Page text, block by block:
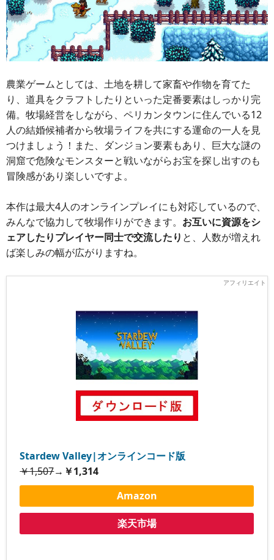
農業ゲームとしては、土地を耕して家畜や作物を育てた
り、道具をクラフトしたりといった定番要素はしっかり完
備。牧場経営をしながら、ペリカンタウンに住んでいる12
人の結婚候補者から牧場ライフを共にする運命の一人を見
つけましょう！また、ダンジョン要素もあり、巨大な謎の
洞窟で危険なモンスターと戦いながらお宝を探し出すのも
冒険感があり楽しいですよ。
本作は最大4人のオンラインプレイにも対応しているので、
みんなで協力して牧場作りができます。 お互いに資源をシ
ェアしたりプレイヤー同士で交流したり と、人数が増えれ
ば楽しみの幅が広がりますね。
Stardew Valley|オンラインコード版
￥1,507→ ￥1,314
Amazon
楽天市場